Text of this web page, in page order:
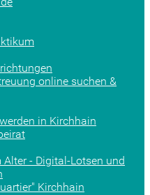
online suchen &
in Kirchhain
Alter - Digital-Lotsen und
Kirchhain